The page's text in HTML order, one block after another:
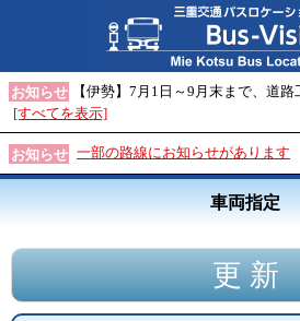
お知らせ
【伊勢】7月1日～9月末まで、道
[すべてを表示]
お知らせ 一部の路線にお知らせがあります
車両指定